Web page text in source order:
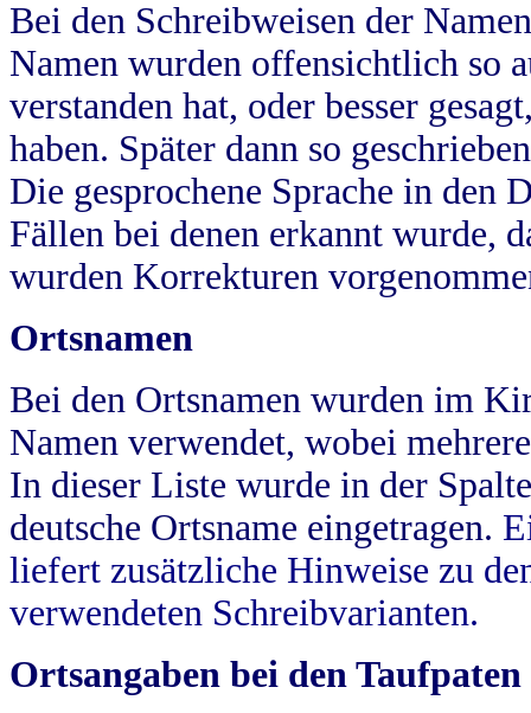
Bei den Schreibweisen der
Namen wurden offensichtlich so
verstanden hat, oder besser
haben. Später dann so
Die gesprochene Sprache in
Fällen bei denen erkannt wurde,
wurden Korrekturen
Ortsnamen
Bei den Ortsnamen wurden im
Namen verwendet, wobei
In dieser Liste wurde in der
deutsche Ortsname eingetragen.
liefert zusätzliche Hinweise zu
verwendeten Schreibvarianten.
Ortsangaben bei den Taufpaten